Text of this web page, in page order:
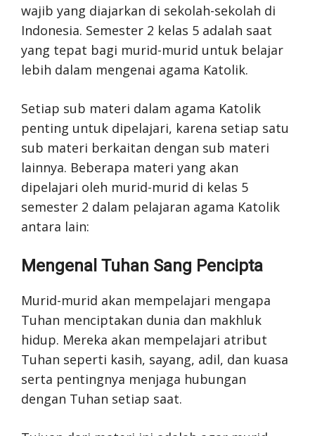
wajib yang diajarkan di sekolah-sekolah di
Indonesia. Semester 2 kelas 5 adalah saat
yang tepat bagi murid-murid untuk belajar
lebih dalam mengenai agama Katolik.
Setiap sub materi dalam agama Katolik
penting untuk dipelajari, karena setiap satu
sub materi berkaitan dengan sub materi
lainnya. Beberapa materi yang akan
dipelajari oleh murid-murid di kelas 5
semester 2 dalam pelajaran agama Katolik
antara lain:
Mengenal Tuhan Sang Pencipta
Murid-murid akan mempelajari mengapa
Tuhan menciptakan dunia dan makhluk
hidup. Mereka akan mempelajari atribut
Tuhan seperti kasih, sayang, adil, dan kuasa
serta pentingnya menjaga hubungan
dengan Tuhan setiap saat.